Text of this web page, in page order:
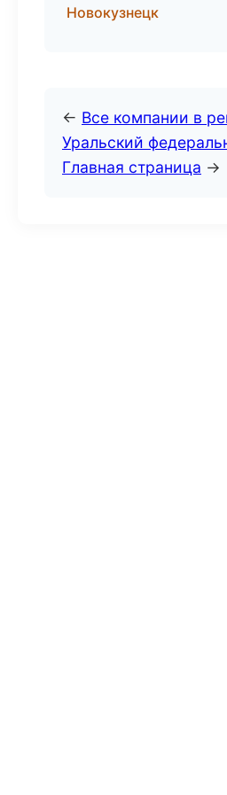
Новокузнецк
← Все компании в
Уральский
Главная страница →